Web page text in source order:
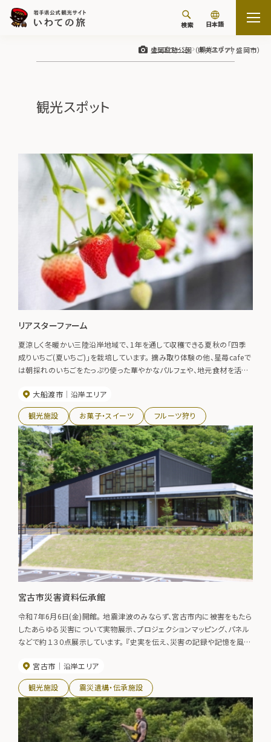
検索 日本語
盛岡城跡公園 県央エリア / 盛岡市
トップページ 観光スポット
観光スポット
リアスターファーム
夏涼しく冬暖かい三陸沿岸地域で、1年を通して収穫できる夏秋の「四季
成りいちご(夏いちご)」を栽培しています。 摘み取り体験の他、星苺cafeで
は朝採れのいちごをたっぷり使った華やかなパルフェや、地元食材を活か
大船渡市
沿岸エリア
観光施設 お菓子・スイーツ フルーツ狩り
宮古市災害資料伝承館
令和7年6月6日(金)開館。 地震津波のみならず、宮古市内に被害をもたら
したあらゆる災害について実物展示、プロジェクションマッピング、パネル
などで約１３０点展示しています。 『史実を伝え、災害の記録や記憶を風化
宮古市
沿岸エリア
観光施設 震災遺構・伝承施設